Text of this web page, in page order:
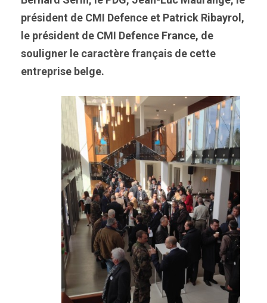
président de CMI Defence et Patrick Ribayrol,
le président de CMI Defence France, de
souligner le caractère français de cette
entreprise belge.